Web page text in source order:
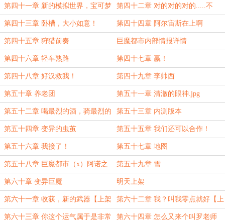
第四十一章 新的模拟世界，宝可梦
·灾厄
第四十二章 对的对的对的.....不
对！
第四十三章 卧槽，大小如意！ 第四十四章 阿尔宙斯在上啊
第四十五章 狩猎前奏 巨魔都市内部情报详情
第四十六章 轻车熟路 第四十七章 赢！
第四十八章 好汉救我！ 第四十九章 李帅西
第五十章 养老团 第五十一章 清澈的眼神.jpg
第五十二章 喝最烈的酒，骑最烈的
马，上XXX.....
第五十三章 内测版本
第五十四章 变异的虫茧 第五十五章 我们还可以合作！
第五十六章 我接了！ 第五十七章 地图
第五十八章 巨魔都市（x）阿诺之
城（√）
第五十九章 雪
第六十章 变异巨魔 明天上架
第六十一章 收获，新的武器【上架
咯】
第六十二章 我？叫我零点就好【上
架2/5】
第六十三章 你这个运气属于是非常 第六十四章 怎么又来个叫罗老师